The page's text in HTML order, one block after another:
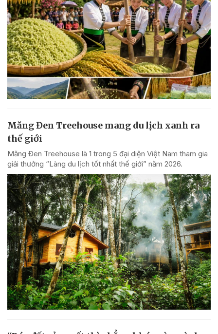
Măng Đen Treehouse mang du lịch xanh ra
thế giới
Măng Đen Treehouse là 1 trong 5 đại diện Việt Nam tham gia
giải thưởng “Làng du lịch tốt nhất thế giới” năm 2026.